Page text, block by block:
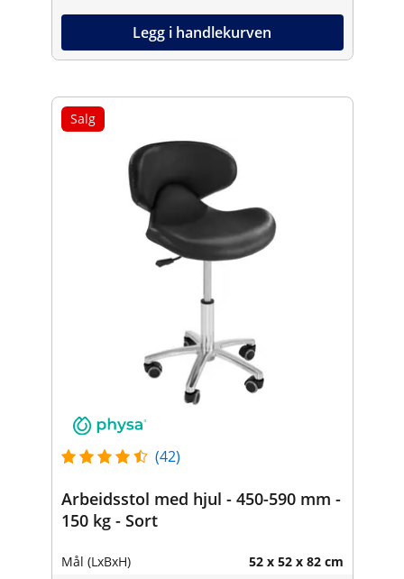
Legg i handlekurven
Salg
(42)
Arbeidsstol med hjul - 450-590 mm -
150 kg - Sort
Mål (LxBxH) 52 x 52 x 82 cm